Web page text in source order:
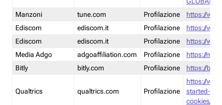
Manzoni
tune.com Profilazione
https://
Ediscom
ediscom.it Profilazione
https://
Ediscom
ediscom.it Profilazione
https://
Media Adgo
adgoaffiliation.com Profilazione
https://
Bitly
bitly.com Profilazione https://
Qualtrics qualtrics.com Profilazione
https://
started-
cookies/